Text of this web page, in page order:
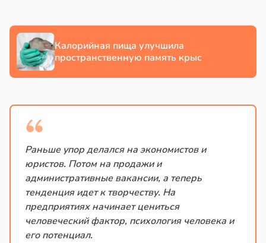
13:38
Калорийная пища улучшила
пространственную память крыс
Раньше упор делался на экономистов и
юристов. Потом на продажи и
административные вакансии, а теперь
тенденция идет к творчеству. На
предприятиях начинает цениться
человеческий фактор, психология человека и
его потенциал.